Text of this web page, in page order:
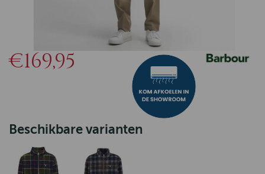
€169,95
Beschikbare varianten